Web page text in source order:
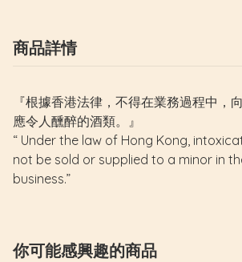
商品詳情
『根據香港法律，不得在業務過程中，
應令人醺醉的酒類。』
“ Under the law of Hong Kong,
not be sold or supplied to a minor in
business.”
你可能感興趣的商品